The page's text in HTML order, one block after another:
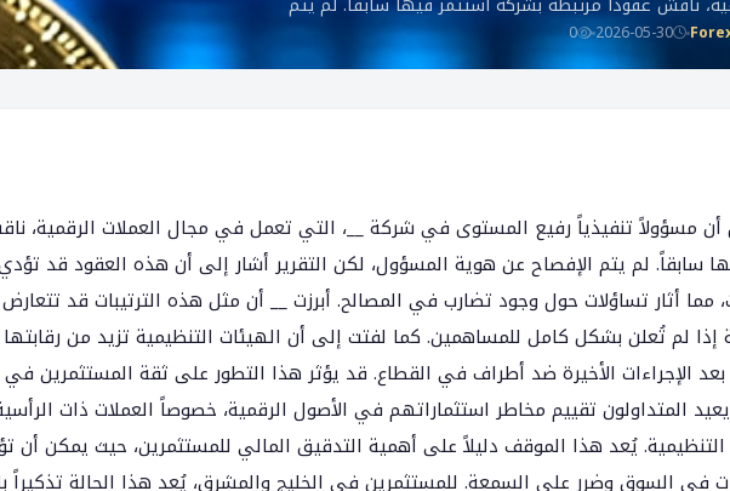
2026-05-30
0
مسؤولاً تنفيذياً رفيع المستوى في شركة __، التي تعمل في مجال العملات الرقمية،
سابقاً. لم يتم الإفصاح عن هوية المسؤول، لكن التقرير أشار إلى أن هذه العقود قد
مما أثار تساؤلات حول وجود تضارب في المصالح. أبرزت __ أن مثل هذه الترتيبات قد
إذا لم تُعلن بشكل كامل للمساهمين. كما لفتت إلى أن الهيئات التنظيمية تزيد من
الإجراءات الأخيرة ضد أطراف في القطاع. قد يؤثر هذا التطور على ثقة المستثمرين
المتداولون تقييم مخاطر استثماراتهم في الأصول الرقمية، خصوصاً العملات ذات
التنظيمية. يُعد هذا الموقف دليلاً على أهمية التدقيق المالي للمستثمرين، حيث يمكن أن
في السوق وضرر على السمعة. للمستثمرين في الخليج والمشرق، يُعد هذا الحالة تذكيراً